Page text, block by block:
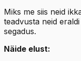
Miks me siis neid
teadvusta neid
segadus.
Näide elust: